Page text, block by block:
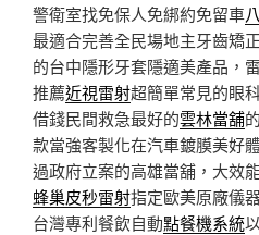
警衛室找免保人免綁約免留車
最適合完善全民場地主牙齒矯
的台中隱形牙套隱適美產品，
推薦近視雷射超簡單常見的眼
借錢民間救急最好的雲林當舖
款當強客製化在汽車鍍膜美好
過政府立案的高雄當舖，大效
蜂巢皮秒雷射指定歐美原廠儀
台灣專利餐飲自動點餐機系統